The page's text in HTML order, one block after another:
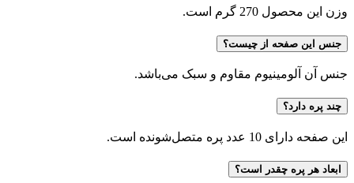
وزن این محصول 270 گرم است.
جنس این صفحه از چیست؟
جنس آن آلومینیوم مقاوم و سبک می‌باشد.
چند پره دارد؟
این صفحه دارای 10 عدد پره متصل‌شونده است.
ابعاد هر پره چقدر است؟